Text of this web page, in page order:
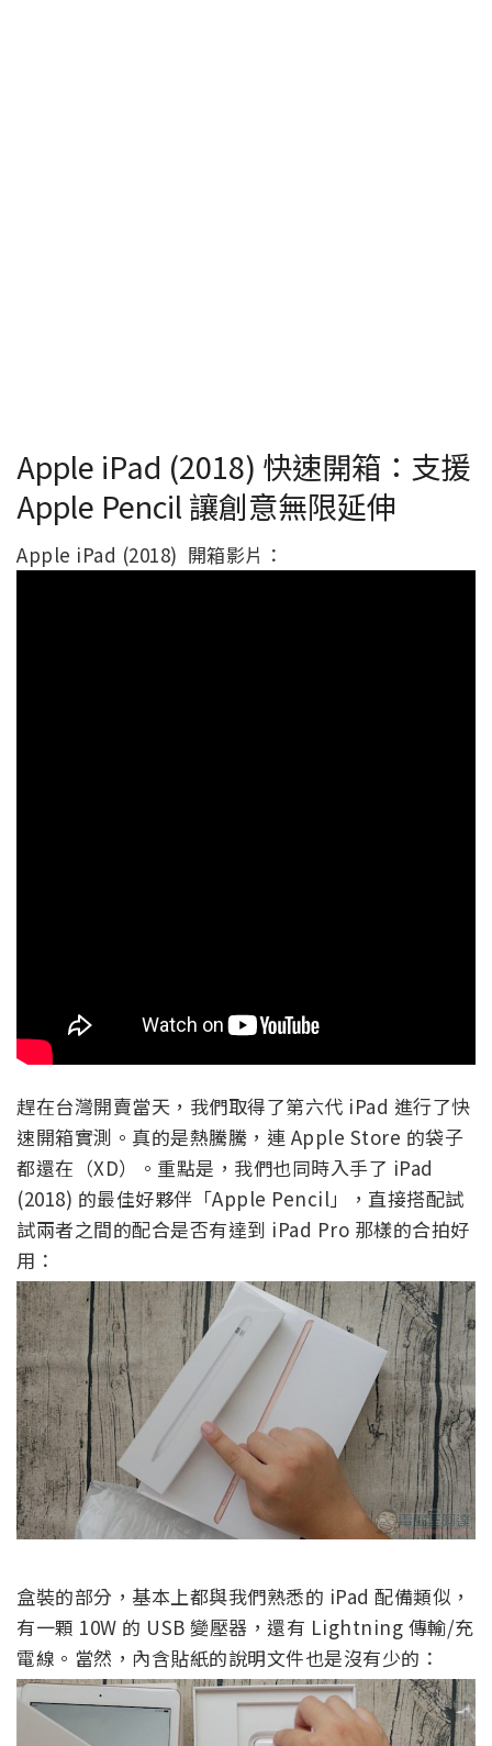
Apple iPad (2018) 快速開箱：支援
Apple Pencil 讓創意無限延伸
Apple iPad (2018) 開箱影片：
趕在台灣開賣當天，我們取得了第六代 iPad 進行了快
速開箱實測。真的是熱騰騰，連 Apple Store 的袋子
都還在（XD）。重點是，我們也同時入手了 iPad
(2018) 的最佳好夥伴「Apple Pencil」，直接搭配試
試兩者之間的配合是否有達到 iPad Pro 那樣的合拍好
用：
盒裝的部分，基本上都與我們熟悉的 iPad 配備類似，
有一顆 10W 的 USB 變壓器，還有 Lightning 傳輸/充
電線。當然，內含貼紙的說明文件也是沒有少的：